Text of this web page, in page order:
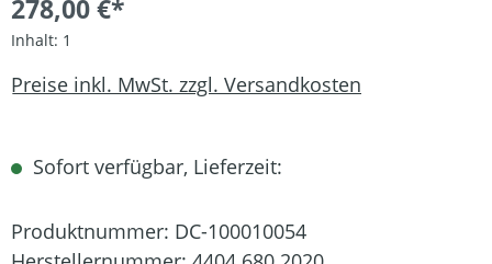
278,00 €*
Inhalt: 1
Preise inkl. MwSt. zzgl. Versandkosten
Sofort verfügbar, Lieferzeit:
Produktnummer: DC-100010054